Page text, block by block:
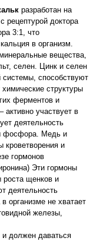
разработан на
рецептурой доктора
3:1, что
в организм.
вещества,
селен. Цинк и селен
способствуют
структуры
ферментов и
участвует в
деятельность
фосфора. Медь и
кроветворения и
гормонов
Эти гормоны
роста щенков и
деятельность
организме не хватает
железы,
и должен даваться